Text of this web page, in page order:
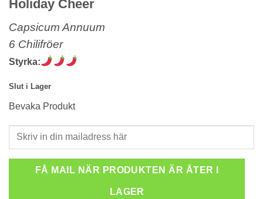
Holiday Cheer
Capsicum Annuum
6 Chilifröer
Styrka:
Slut i Lager
Bevaka Produkt
FÅ MAIL NÄR PRODUKTEN ÄR ÅTER I
LAGER